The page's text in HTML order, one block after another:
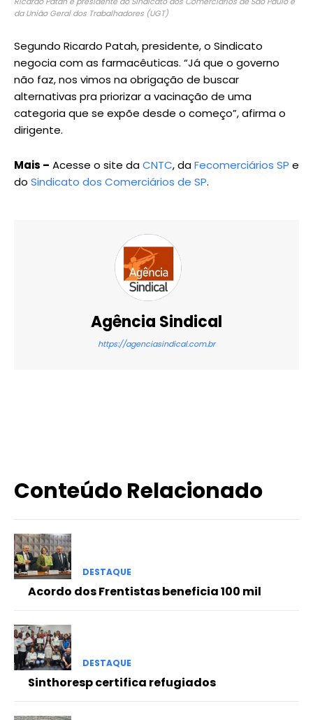
da União Geral dos Trabalhadores (UGT)
Segundo Ricardo Patah, presidente, o Sindicato
negocia com as farmacêuticas. “Já que o governo
não faz, nos vimos na obrigação de buscar
alternativas pra priorizar a vacinação de uma
categoria que se expõe desde o começo”, afirma o
dirigente.
Mais – Acesse o site daCNTC, daFecomerciários SP e
do Sindicato dos Comerciários de SP.
Agência Sindical
https://agenciasindical.com.br
Conteúdo Relacionado
DESTAQUE
Acordo dos Frentistas beneficia 100 mil
DESTAQUE
Sinthoresp certifica refugiados